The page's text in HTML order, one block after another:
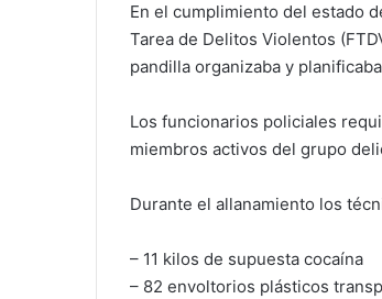
En el cumplimiento del estado
Tarea de Delitos Violentos
pandilla organizaba y
Los funcionarios policiales
miembros activos del grupo
Durante el allanamiento los
– 11 kilos de supuesta cocaína
– 82 envoltorios plásticos